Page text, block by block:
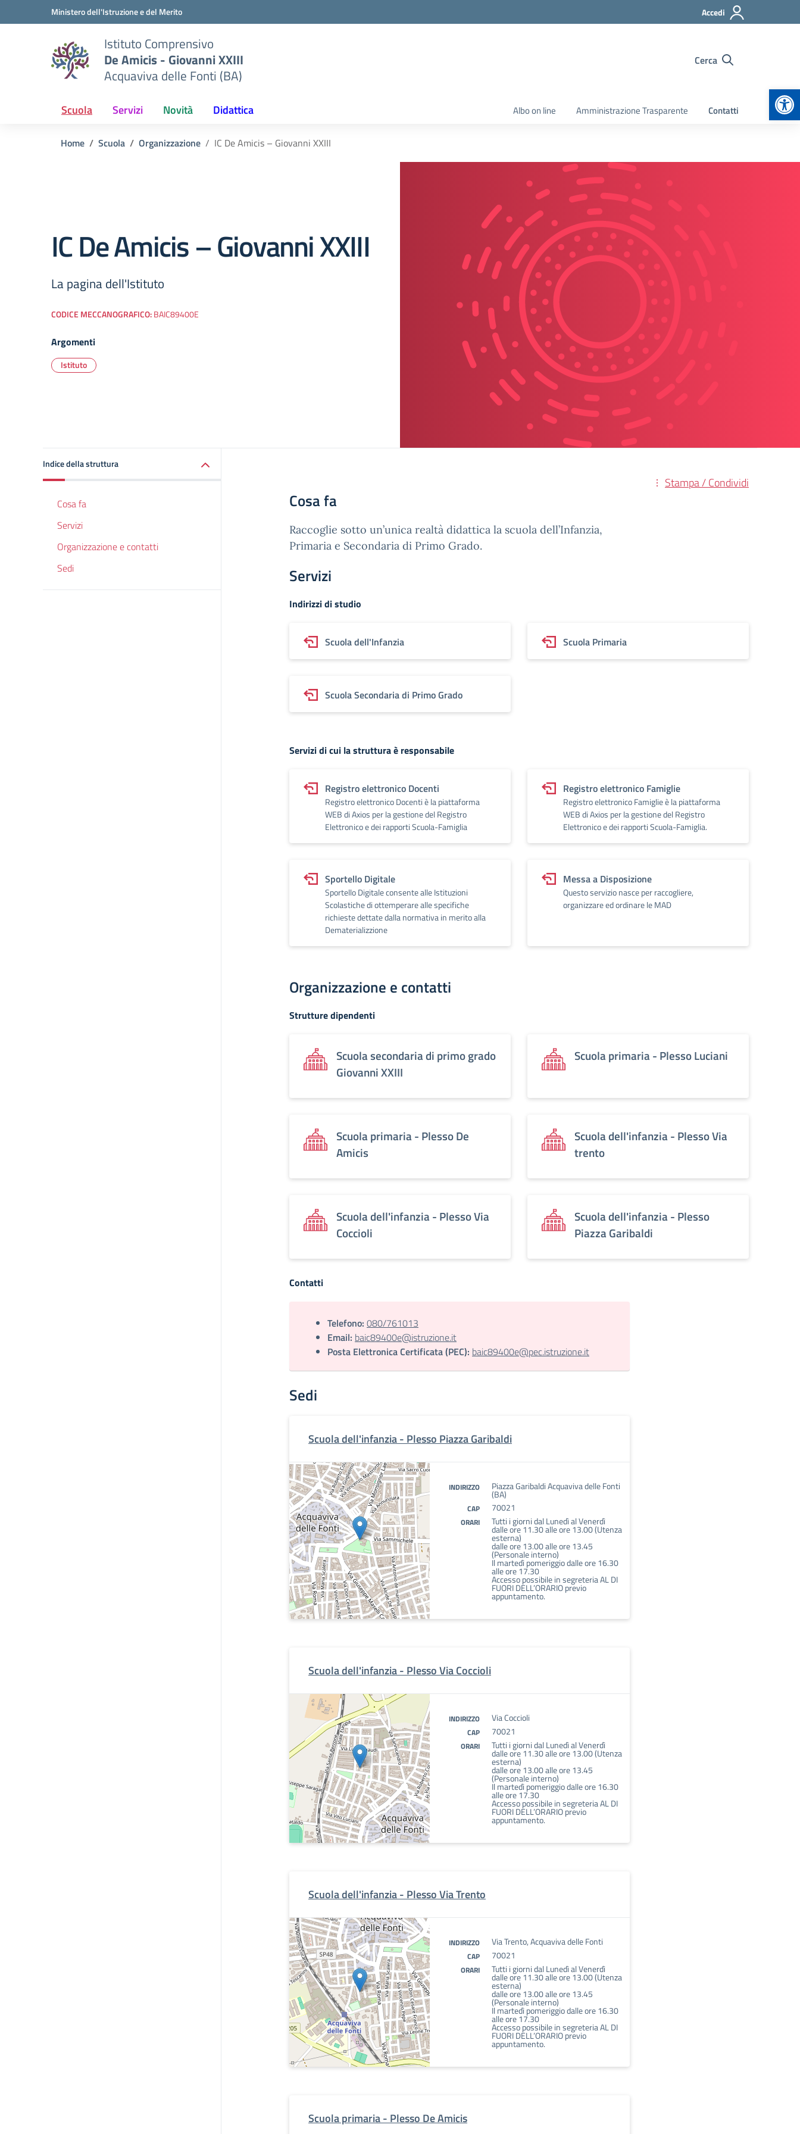
Vai ai contenuti
Vai al menu di navigazioneMinistero dell'Istruzione e del Merito Accedi
Istituto Comprensivo
De Amicis - Giovanni XXIII
Acquaviva delle Fonti (BA)
Cerca
Scuola Servizi Novità Didattica Albo on line Amministrazione Trasparente Contatti
Home Scuola Organizzazione IC De Amicis – Giovanni XXIII
IC De Amicis – Giovanni XXIII
La pagina dell'Istituto
CODICE MECCANOGRAFICO:BAIC89400E
Argomenti
Istituto
Indice della struttura
Cosa fa
Servizi
Organizzazione e contatti
Sedi
Stampa / Condividi
Cosa fa
Raccoglie sotto un’unica realtà didattica la scuola dell’Infanzia,
Primaria e Secondaria di Primo Grado.
Servizi
Indirizzi di studio
Scuola dell'Infanzia Scuola Primaria
Scuola Secondaria di Primo Grado
Servizi di cui la struttura è responsabile
Registro elettronico Docenti
Registro elettronico Docenti è la piattaforma
WEB di Axios per la gestione del Registro
Elettronico e dei rapporti Scuola-Famiglia
Registro elettronico Famiglie
Registro elettronico Famiglie è la piattaforma
WEB di Axios per la gestione del Registro
Elettronico e dei rapporti Scuola-Famiglia.
Sportello Digitale
Sportello Digitale consente alle Istituzioni
Scolastiche di ottemperare alle specifiche
richieste dettate dalla normativa in merito alla
Dematerializzione
Messa a Disposizione
Questo servizio nasce per raccogliere,
organizzare ed ordinare le MAD
Organizzazione e contatti
Strutture dipendenti
Scuola secondaria di primo grado
Giovanni XXIII
Scuola primaria - Plesso Luciani
Scuola primaria - Plesso De
Amicis
Scuola dell'infanzia - Plesso Via
trento
Scuola dell'infanzia - Plesso Via
Coccioli
Scuola dell'infanzia - Plesso
Piazza Garibaldi
Contatti
Telefono: 080/761013
Email: baic89400e@istruzione.it
Posta Elettronica Certificata (PEC): baic89400e@pec.istruzione.it
Sedi
Scuola dell'infanzia - Plesso Piazza Garibaldi
INDIRIZZO Piazza Garibaldi Acquaviva delle Fonti
(BA)
CAP 70021
ORARI Tutti i giorni dal Lunedì al Venerdì
dalle ore 11.30 alle ore 13.00 (Utenza
esterna)
dalle ore 13.00 alle ore 13.45
(Personale interno)
Il martedì pomeriggio dalle ore 16.30
alle ore 17.30
Accesso possibile in segreteria AL DI
FUORI DELL’ORARIO previo
appuntamento.
Scuola dell'infanzia - Plesso Via Coccioli
INDIRIZZO Via Coccioli
CAP 70021
ORARI Tutti i giorni dal Lunedì al Venerdì
dalle ore 11.30 alle ore 13.00 (Utenza
esterna)
dalle ore 13.00 alle ore 13.45
(Personale interno)
Il martedì pomeriggio dalle ore 16.30
alle ore 17.30
Accesso possibile in segreteria AL DI
FUORI DELL’ORARIO previo
appuntamento.
Scuola dell'infanzia - Plesso Via Trento
INDIRIZZO Via Trento, Acquaviva delle Fonti
CAP 70021
ORARI Tutti i giorni dal Lunedì al Venerdì
dalle ore 11.30 alle ore 13.00 (Utenza
esterna)
dalle ore 13.00 alle ore 13.45
(Personale interno)
Il martedì pomeriggio dalle ore 16.30
alle ore 17.30
Accesso possibile in segreteria AL DI
FUORI DELL’ORARIO previo
appuntamento.
Scuola primaria - Plesso De Amicis